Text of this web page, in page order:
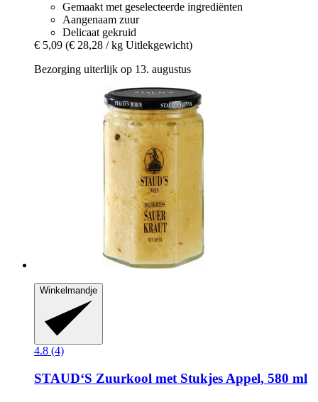
Gemaakt met geselecteerde ingrediënten
Aangenaam zuur
Delicaat gekruid
€ 5,09 (€ 28,28 / kg Uitlekgewicht)
Bezorging uiterlijk op 13. augustus
Winkelmandje
4.8 (4)
STAUD‘S Zuurkool met Stukjes Appel, 580 ml